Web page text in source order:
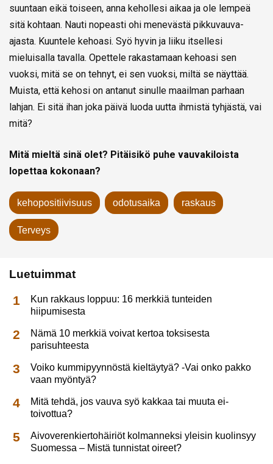
suuntaan eikä toiseen, anna kehollesi aikaa ja ole lempeä
sitä kohtaan. Nauti nopeasti ohi menevästä pikkuvauva-
ajasta. Kuuntele kehoasi. Syö hyvin ja liiku itsellesi
mieluisalla tavalla. Opettele rakastamaan kehoasi sen
vuoksi, mitä se on tehnyt, ei sen vuoksi, miltä se näyttää.
Muista, että kehosi on antanut sinulle maailman parhaan
lahjan. Ei sitä ihan joka päivä luoda uutta ihmistä tyhjästä, vai
mitä?
Mitä mieltä sinä olet? Pitäisikö puhe vauvakiloista
lopettaa kokonaan?
kehopositiivisuus odotusaika raskaus
Terveys
Luetuimmat
Kun rakkaus loppuu: 16 merkkiä tunteiden
hiipumisesta
Nämä 10 merkkiä voivat kertoa toksisesta
parisuhteesta
Voiko kummipyynnöstä kieltäytyä? -Vai onko pakko
vaan myöntyä?
Mitä tehdä, jos vauva syö kakkaa tai muuta ei-
toivottua?
Aivoverenkiertohäiriöt kolmanneksi yleisin kuolinsyy
Suomessa – Mistä tunnistat oireet?